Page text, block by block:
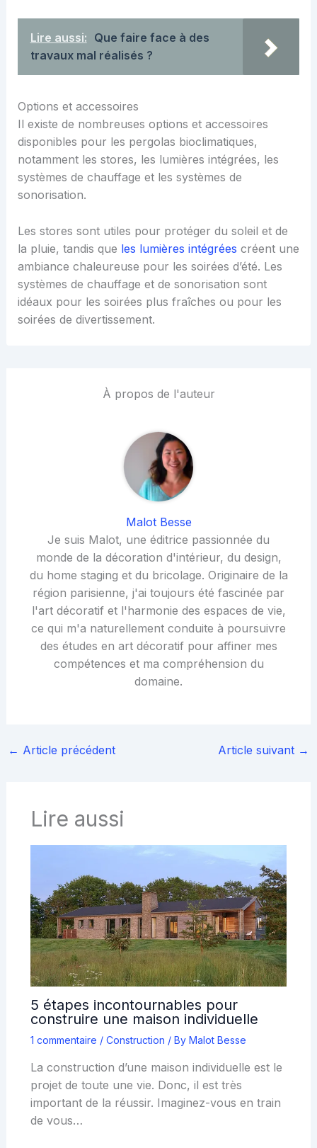
Lire aussi: Que faire face à des
travaux mal réalisés ?
Options et accessoires
Il existe de nombreuses options et accessoires
disponibles pour les pergolas bioclimatiques,
notamment les stores, les lumières intégrées, les
systèmes de chauffage et les systèmes de
sonorisation.
Les stores sont utiles pour protéger du soleil et de
la pluie, tandis que les lumières intégrées créent une
ambiance chaleureuse pour les soirées d’été. Les
systèmes de chauffage et de sonorisation sont
idéaux pour les soirées plus fraîches ou pour les
soirées de divertissement.
À propos de l'auteur
Malot Besse
Je suis Malot, une éditrice passionnée du
monde de la décoration d'intérieur, du design,
du home staging et du bricolage. Originaire de la
région parisienne, j'ai toujours été fascinée par
l'art décoratif et l'harmonie des espaces de vie,
ce qui m'a naturellement conduite à poursuivre
des études en art décoratif pour affiner mes
compétences et ma compréhension du
domaine.
← Article précédent Article suivant →
Lire aussi
5 étapes incontournables pour
construire une maison individuelle
1 commentaire / Construction / By Malot Besse
La construction d’une maison individuelle est le
projet de toute une vie. Donc, il est très
important de la réussir. Imaginez-vous en train
de vous…